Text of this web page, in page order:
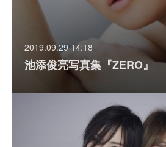
2019.09.29 14:18
池添俊亮写真集『ZERO』